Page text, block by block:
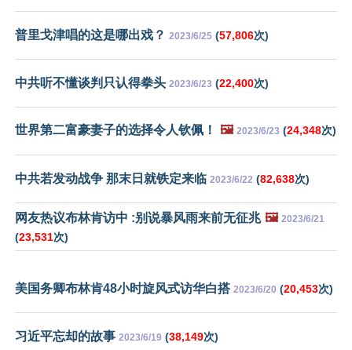
普里戈津唱的这是哪出戏？ 2023/6/25 (57,806次)
中共听不懂谈判只认得拳头 2023/6/23 (22,400次)
世界第二富豪妻子的选择令人钦佩！ 🖼️ 2023/6/23 (24,348次)
中共若发动战争 那末日就铁定来临 2023/6/22 (82,638次)
网友热议布林肯访中 :别说暴风雨来前无征兆 🖼️ 2023/6/21
(23,531次)
美国务卿布林肯48小时旋风式访华白搭 2023/6/20 (20,453次)
习近平忘却的故事 2023/6/19 (38,149次)